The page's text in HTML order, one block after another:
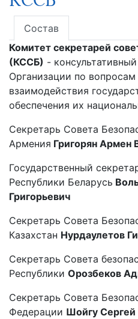
Состав
Комитет секретарей
(КССБ) -
Организации по
взаимодействия
обеспечения их
Секретарь Совета
Армения Григорян Армен
Государственный
Республики Беларусь
Григорьевич
Секретарь Совета
Казахстан Нурдаулетов
Секретарь Совета
Республики Орозбеков
Секретарь Совета
Федерации Шойгу Сергей